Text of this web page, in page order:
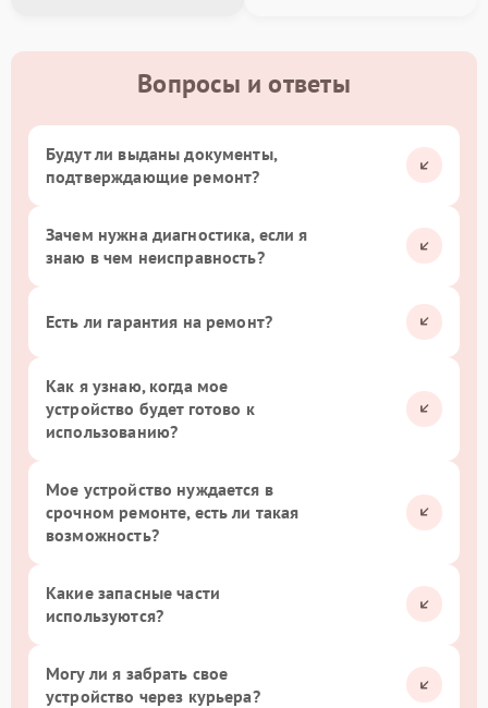
Вопросы и ответы
Будут ли выданы документы,
подтверждающие ремонт?
Зачем нужна диагностика, если я
знаю в чем неисправность?
Есть ли гарантия на ремонт?
Как я узнаю, когда мое
устройство будет готово к
использованию?
Мое устройство нуждается в
срочном ремонте, есть ли такая
возможность?
Какие запасные части
используются?
Могу ли я забрать свое
устройство через курьера?